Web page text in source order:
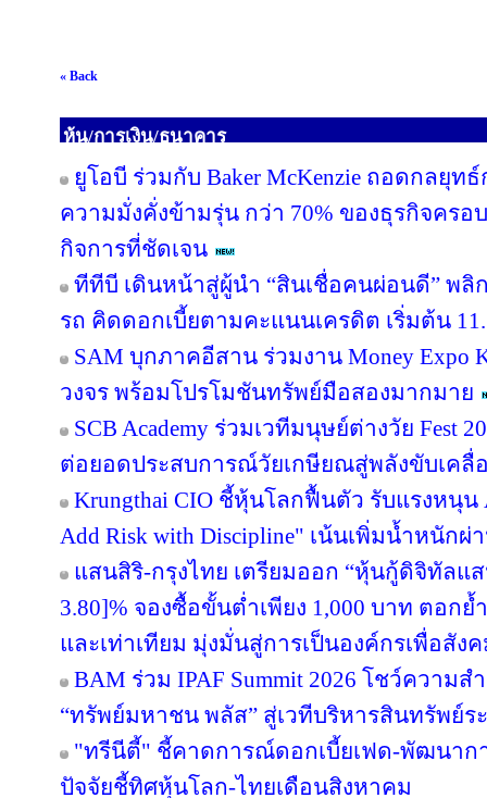
« Back
หุ้น/การเงิน/ธนาคาร
ยูโอบี ร่วมกับ Baker McKenzie ถอดกลยุท
ความมั่งคั่งข้ามรุ่น กว่า 70% ของธุรกิจคร
กิจการที่ชัดเจน
ทีทีบี เดินหน้าสู่ผู้นำ “สินเชื่อคนผ่อนดี” พลิ
รถ คิดดอกเบี้ยตามคะแนนเครดิต เริ่มต้น
SAM บุกภาคอีสาน ร่วมงาน Money Expo
วงจร พร้อมโปรโมชันทรัพย์มือสองมากมาย
SCB Academy ร่วมเวทีมนุษย์ต่างวัย Fest
ต่อยอดประสบการณ์วัยเกษียณสู่พลังขับเคลื่
Krungthai CIO ชี้หุ้นโลกฟื้นตัว รับแรงหนุน
Add Risk with Discipline" เน้นเพิ่มน้ำหนักผ่
แสนสิริ-กรุงไทย เตรียมออก “หุ้นกู้ดิจิทัลแ
3.80]% จองซื้อขั้นต่ำเพียง 1,000 บาท ตอก
และเท่าเทียม มุ่งมั่นสู่การเป็นองค์กรเพื่อสัง
BAM ร่วม IPAF Summit 2026 โชว์ความส
“ทรัพย์มหาชน พลัส” สู่เวทีบริหารสินทรัพย์ร
"ทรีนีตี้" ชี้คาดการณ์ดอกเบี้ยเฟด-พัฒนาก
ปัจจัยชี้ทิศหุ้นโลก-ไทยเดือนสิงหาคม